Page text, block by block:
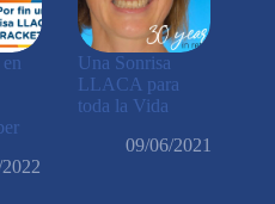
Una Sonrisa
LLACA para
toda la Vida
09/06/2021